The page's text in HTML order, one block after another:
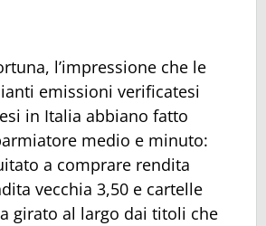
l’impressione che le
emissioni verificatesi
in Italia abbiano fatto
medio e minuto:
a comprare rendita
vecchia 3,50 e cartelle
girato al largo dai titoli che